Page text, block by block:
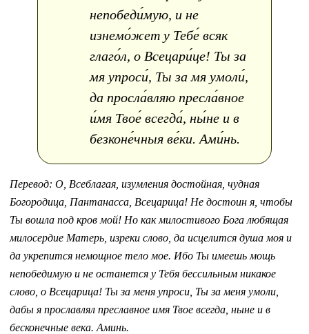
непобеди́мую, и не
изнемо́жет у Тебе́ всяк
глаго́л, о Всецари́це! Ты за
мя упроси́, Ты за мя умоли́,
да просла́вляю пресла́вное
и́мя Твое́ всегда́, ны́не и в
безконе́чныя ве́ки. Ами́нь.
Перевод: О, Всеблагая, изумления достойная, чудная
Богородица, Пантанасса, Всецарица! Не достоин я, чтобы
Ты вошла под кров мой! Но как милостивого Бога любящая
милосердие Матерь, изреки слово, да исцелится душа моя и
да укрепится немощное тело мое. Ибо Ты имеешь мощь
непобедимую и не останется у Тебя бессильным никакое
слово, о Всецарица! Ты за меня упроси, Ты за меня умоли,
дабы я прославлял преславное имя Твое всегда, ныне и в
бесконечные века. Аминь.